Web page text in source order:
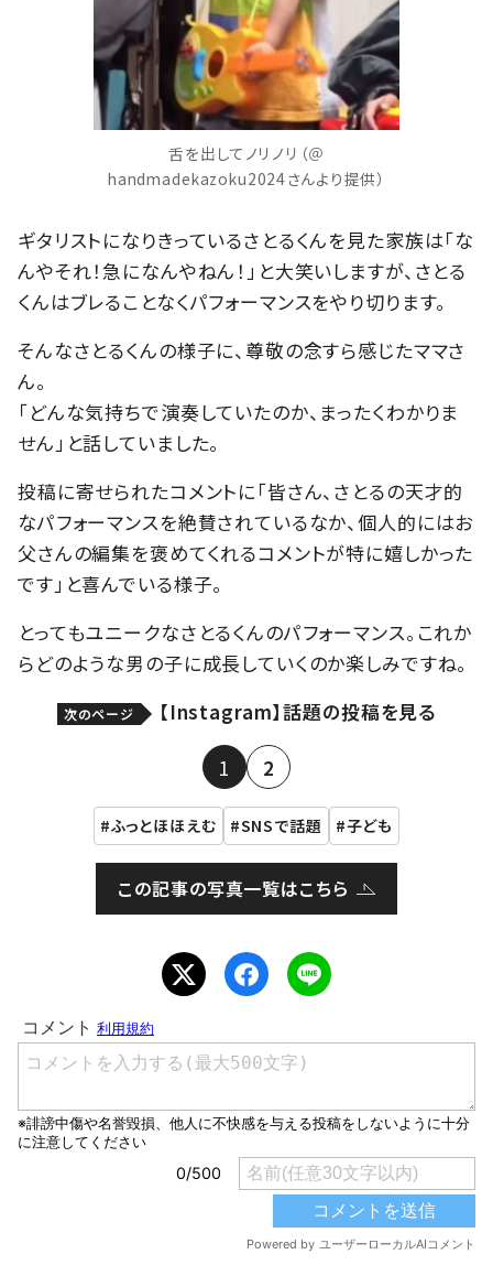
舌を出してノリノリ（＠
handmadekazoku2024さんより提供）
ギタリストになりきっているさとるくんを見た家族は「な
んやそれ！急になんやねん！」と大笑いしますが、さとる
くんはブレることなくパフォーマンスをやり切ります。
そんなさとるくんの様子に、尊敬の念すら感じたママさ
ん。
「どんな気持ちで演奏していたのか、まったくわかりま
せん」と話していました。
投稿に寄せられたコメントに「皆さん、さとるの天才的
なパフォーマンスを絶賛されているなか、個人的にはお
父さんの編集を褒めてくれるコメントが特に嬉しかった
です」と喜んでいる様子。
とってもユニークなさとるくんのパフォーマンス。これか
らどのような男の子に成長していくのか楽しみですね。
次のページ 【Instagram】話題の投稿を見る
1 2
ふっとほほえむ SNSで話題 子ども
この記事の写真一覧はこちら